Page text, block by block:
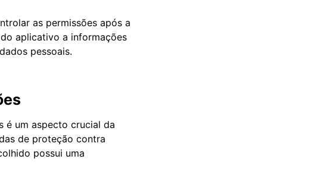
as permissões após a
aplicativo a informações
pessoais.
é um aspecto crucial da
de proteção contra
possui uma